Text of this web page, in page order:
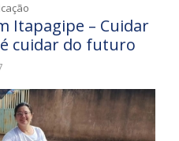
Itapagipe – Cuidar
cuidar do futuro